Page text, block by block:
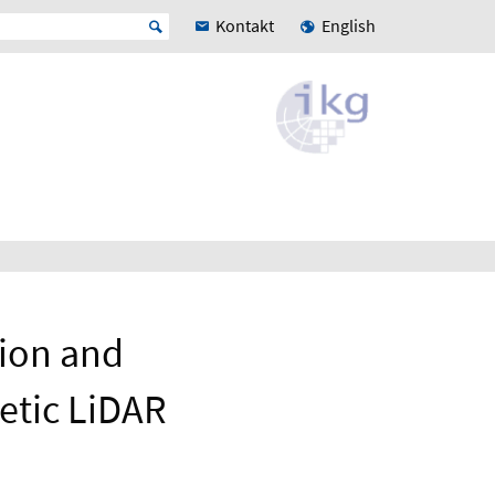
Kontakt English
and
LiDAR